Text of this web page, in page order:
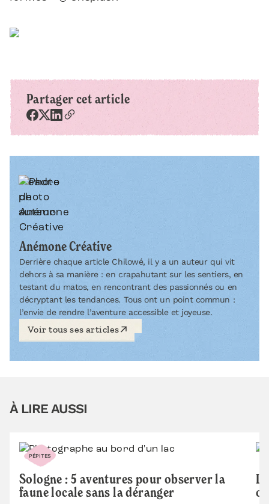
Partager cet article
Anémone Créative
Derrière chaque article Chilowé, il y a un auteur qui vit
dehors à sa manière : en crapahutant sur les sentiers, en
testant du matos, en rencontrant des passionnés ou en
décryptant les tendances. Tous ont un point commun :
l’envie de rendre l’aventure accessible et joyeuse.
Voir tous ses articles
À LIRE AUSSI
PÉPITES
Sologne : 5 aventures pour observer la
faune locale sans la déranger